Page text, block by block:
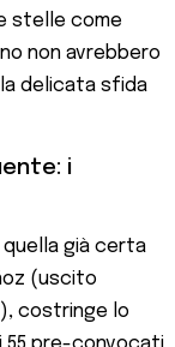
stelle come
non avrebbero
delicata sfida
i
quella già certa
(uscito
costringe lo